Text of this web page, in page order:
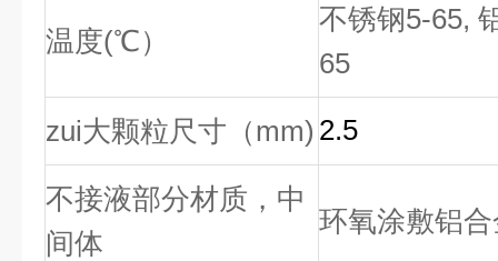
温度(℃）
不锈钢5-65,
65
zui大颗粒尺寸（mm) 2.5
不接液部分材质，中
间体
环氧涂敷铝